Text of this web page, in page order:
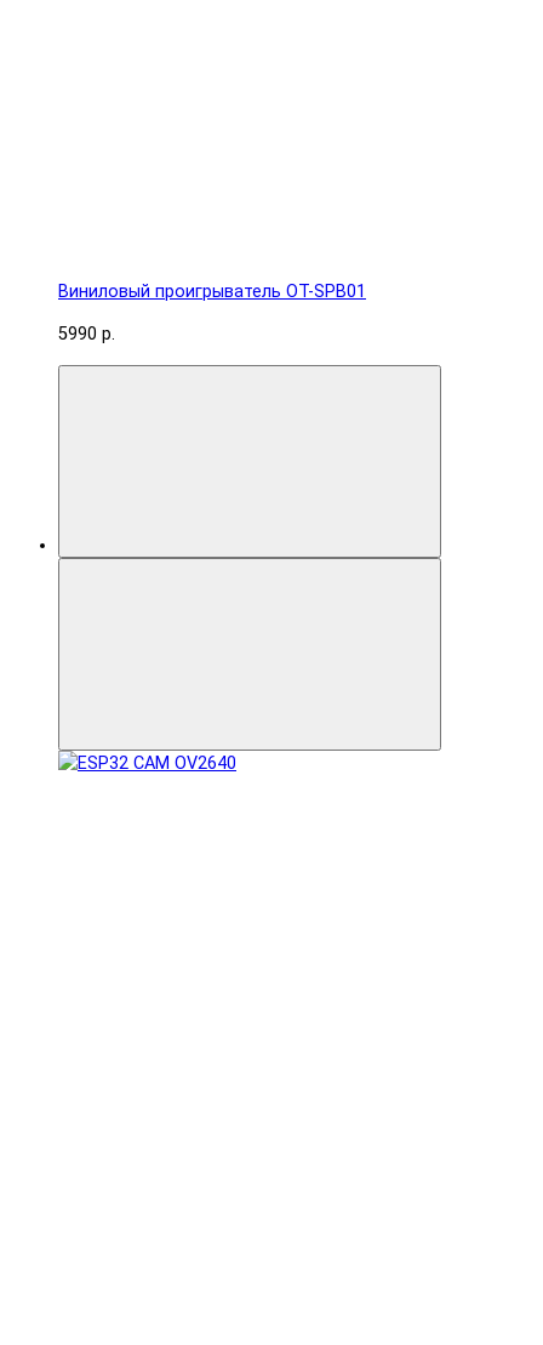
Виниловый проигрыватель OT-SPB01
5990 р.